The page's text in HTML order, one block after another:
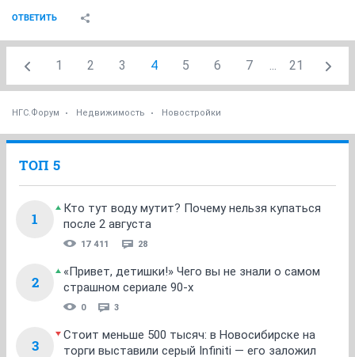
ОТВЕТИТЬ
1 2 3 4 5 6 7 ... 21
НГС.Форум Недвижимость Новостройки
ТОП 5
1
Кто тут воду мутит? Почему нельзя купаться
после 2 августа
17 411 28
2
«Привет, детишки!» Чего вы не знали о самом
страшном сериале 90-х
0 3
3
Стоит меньше 500 тысяч: в Новосибирске на
торги выставили серый Infiniti — его заложил